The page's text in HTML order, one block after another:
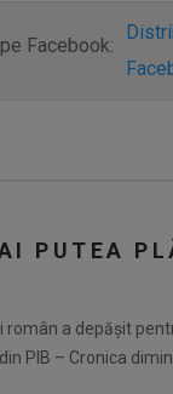
Facebook:
PUTEA
român a depășit
PIB – Cronica